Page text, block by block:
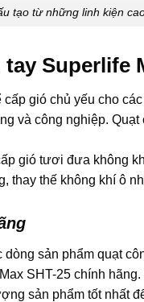
tạo từ những linh kiện
Superlife
gió chủ yếu cho
và công nghiệp.
gió tươi đưa không
thay thế không khí ô
sản phẩm quạt
SHT-25 chính
sản phẩm tốt nhất